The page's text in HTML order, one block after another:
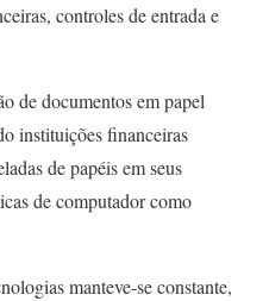
controles de entrada e
de documentos em papel
instituições financeiras
de papéis em seus
de computador como
manteve-se constante,